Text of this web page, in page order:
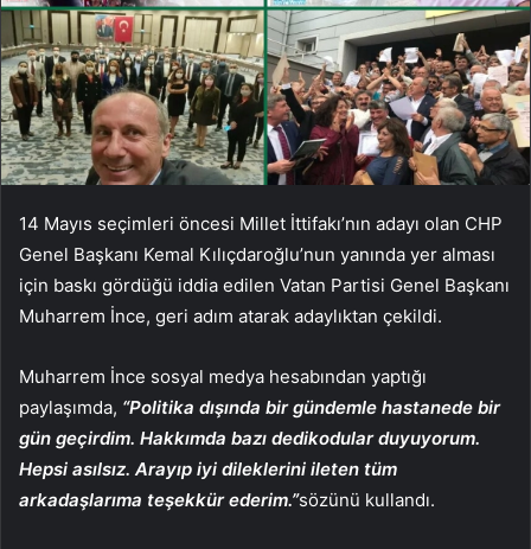
14 Mayıs seçimleri öncesi Millet İttifakı’nın adayı olan CHP
Genel Başkanı Kemal Kılıçdaroğlu’nun yanında yer alması
için baskı gördüğü iddia edilen Vatan Partisi Genel Başkanı
Muharrem İnce, geri adım atarak adaylıktan çekildi.
Muharrem İnce sosyal medya hesabından yaptığı
paylaşımda, “Politika dışında bir gündemle hastanede bir
gün geçirdim. Hakkımda bazı dedikodular duyuyorum.
Hepsi asılsız. Arayıp iyi dileklerini ileten tüm
arkadaşlarıma teşekkür ederim.”sözünü kullandı.